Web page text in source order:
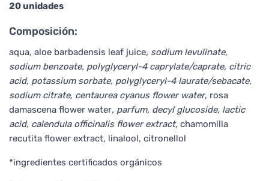
20 unidades
Composición:
aqua, aloe barbadensis leaf juice, sodium levulinate,
sodium benzoate, polyglyceryl-4 caprylate/caprate, citric
acid, potassium sorbate, polyglyceryl-4 laurate/sebacate,
sodium citrate, centaurea cyanus flower water, rosa
damascena flower water, parfum, decyl glucoside, lactic
acid, calendula officinalis flower extract, chamomilla
recutita flower extract, linalool, citronellol
*ingredientes certificados orgánicos